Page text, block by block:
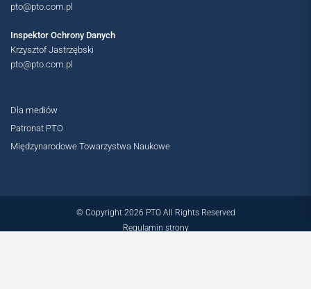
pto@pto.com.pl
Inspektor Ochrony Danych
Krzysztof Jastrzębski
pto@pto.com.pl
Dla mediów
Patronat PTO
Międzynarodowe Towarzystwa Naukowe